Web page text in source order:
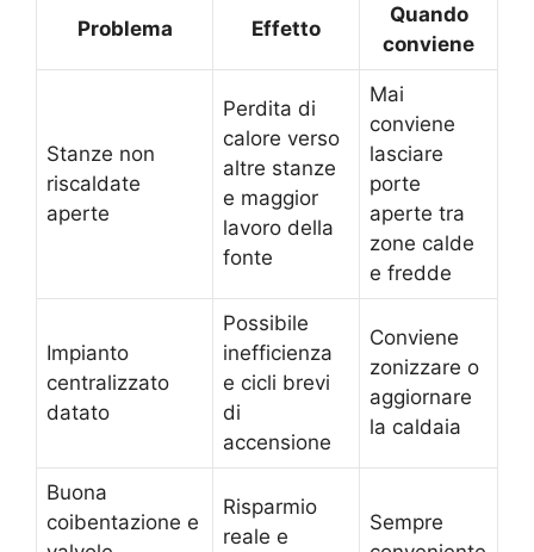
Problema Effetto
Quando
conviene
Stanze non
riscaldate
aperte
Perdita di
calore verso
altre stanze
e maggior
lavoro della
fonte
Mai
conviene
lasciare
porte
aperte tra
zone calde
e fredde
Impianto
centralizzato
datato
Possibile
inefficienza
e cicli brevi
di
accensione
Conviene
zonizzare o
aggiornare
la caldaia
Buona
coibentazione e
Risparmio
reale e
Sempre